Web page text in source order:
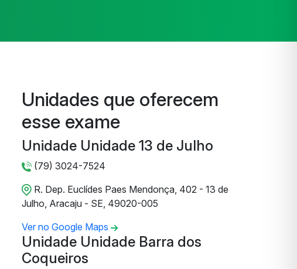
Unidades que oferecem
esse exame
Unidade Unidade 13 de Julho
(79) 3024-7524
R. Dep. Euclídes Paes Mendonça, 402 - 13 de
Julho, Aracaju - SE, 49020-005
Ver no Google Maps
Unidade Unidade Barra dos
Coqueiros